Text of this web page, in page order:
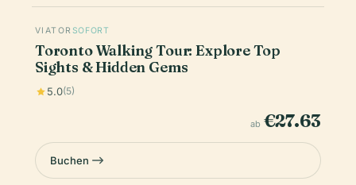
VIATOR SOFORT
Toronto Walking Tour: Explore Top
Sights & Hidden Gems
5.0(5)
ab €27.63
Buchen